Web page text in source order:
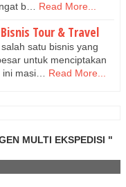
b…
Read More...
Tour & Travel
satu bisnis yang
untuk menciptakan
masi…
Read More...
MULTI EKSPEDISI "